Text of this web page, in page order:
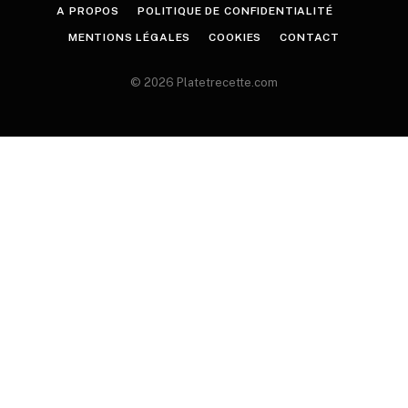
A PROPOS POLITIQUE DE CONFIDENTIALITÉ
MENTIONS LÉGALES COOKIES CONTACT
© 2026 Platetrecette.com